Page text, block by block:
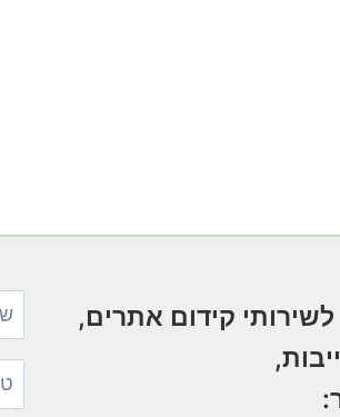
קידום אתרים,